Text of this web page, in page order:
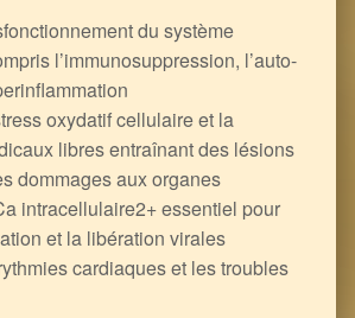
du système
l’immunosuppression, l’auto-
oxydatif cellulaire et la
libres entraînant des lésions
dommages aux organes
intracellulaire2+ essentiel pour
et la libération virales
cardiaques et les troubles